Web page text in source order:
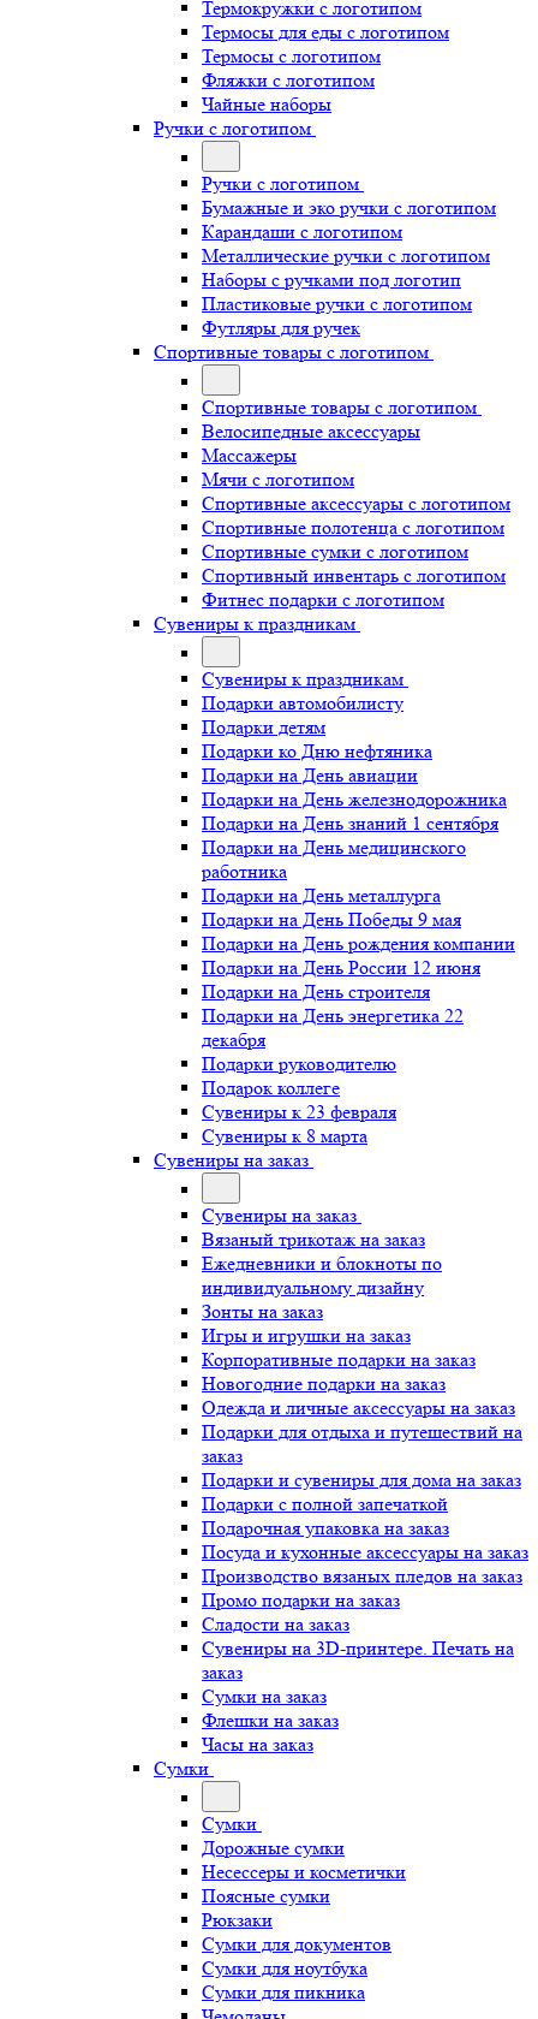
Термокружки с логотипом
Термосы для еды с логотипом
Термосы с логотипом
Фляжки с логотипом
Чайные наборы
Ручки с логотипом
Ручки с логотипом
Бумажные и эко ручки с логотипом
Карандаши с логотипом
Металлические ручки с логотипом
Наборы с ручками под логотип
Пластиковые ручки с логотипом
Футляры для ручек
Спортивные товары с логотипом
Спортивные товары с логотипом
Велосипедные аксессуары
Массажеры
Мячи с логотипом
Спортивные аксессуары с логотипом
Спортивные полотенца с логотипом
Спортивные сумки с логотипом
Спортивный инвентарь с логотипом
Фитнес подарки с логотипом
Сувениры к праздникам
Сувениры к праздникам
Подарки автомобилисту
Подарки детям
Подарки ко Дню нефтяника
Подарки на День авиации
Подарки на День железнодорожника
Подарки на День знаний 1 сентября
Подарки на День медицинского
работника
Подарки на День металлурга
Подарки на День Победы 9 мая
Подарки на День рождения компании
Подарки на День России 12 июня
Подарки на День строителя
Подарки на День энергетика 22
декабря
Подарки руководителю
Подарок коллеге
Сувениры к 23 февраля
Сувениры к 8 марта
Сувениры на заказ
Сувениры на заказ
Вязаный трикотаж на заказ
Ежедневники и блокноты по
индивидуальному дизайну
Зонты на заказ
Игры и игрушки на заказ
Корпоративные подарки на заказ
Новогодние подарки на заказ
Одежда и личные аксессуары на заказ
Подарки для отдыха и путешествий на
заказ
Подарки и сувениры для дома на заказ
Подарки с полной запечаткой
Подарочная упаковка на заказ
Посуда и кухонные аксессуары на заказ
Производство вязаных пледов на заказ
Промо подарки на заказ
Сладости на заказ
Сувениры на 3D-принтере. Печать на
заказ
Сумки на заказ
Флешки на заказ
Часы на заказ
Сумки
Сумки
Дорожные сумки
Несессеры и косметички
Поясные сумки
Рюкзаки
Сумки для документов
Сумки для ноутбука
Сумки для пикника